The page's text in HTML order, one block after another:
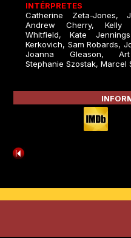
INTÉRPRETES
Catherine Zeta-Jones,
Andrew Cherry, Kelly
Whitfield, Kate
Kerkovich, Sam Robards,
Joanna Gleason,
Stephanie Szostak, Marcel